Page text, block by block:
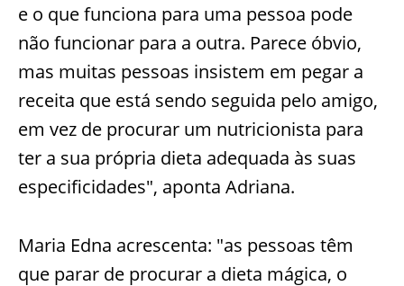
e o que funciona para uma pessoa pode
não funcionar para a outra. Parece óbvio,
mas muitas pessoas insistem em pegar a
receita que está sendo seguida pelo amigo,
em vez de procurar um nutricionista para
ter a sua própria dieta adequada às suas
especificidades", aponta Adriana.
Maria Edna acrescenta: "as pessoas têm
que parar de procurar a dieta mágica, o